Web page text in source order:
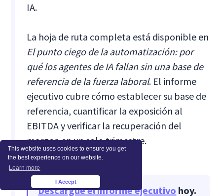
This website uses cookies to ensure you get
the best experience on our website.
Learn more
I Accept
IA.
La hoja de ruta completa está disponible en
El punto ciego de la automatización: por
qué los agentes de IA fallan sin una base de
referencia de la fuerza laboral. El informe
ejecutivo cubre cómo establecer su base de
referencia, cuantificar la exposición al
EBITDA y verificar la recuperación del
margen en un solo trimestre.
Descargue el informe ejecutivo hoy.